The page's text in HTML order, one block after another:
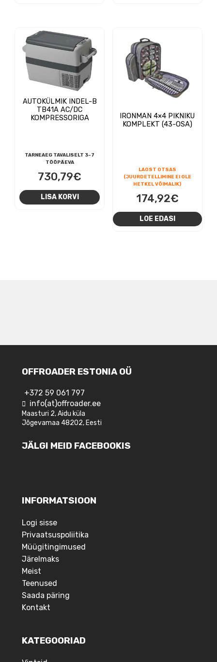
AUTOKÜLMIK INDEL-B
TB41A AC/DC
KOMPRESSORIGA
TARNEAEG TAVALISELT 3-7
TÖÖPÄEVA
730,79€
LISA KORVI
IRONMAN 4×4 PIKNIKU
KOMPLEKT (43-OSA)
LAOST OTSAS
(JUURDETELLIMINE EI OLE
HETKEL VÕIMALIK)
174,92€
LOE EDASI
OFFROADER ESTONIA OÜ
+372 59 061 797
info(at)offroader.ee
Maasturi 2, Aidu küla
Jõgevamaa 48202, Eesti
JÄLGI MEID FACEBOOKIS
INFORMATSIOON
Logi sisse
Privaatsuspoliitika
Müügitingimused
Järelmaks
Meist
Teenused
Saada päring
Kontakt
KATEGOORIAD